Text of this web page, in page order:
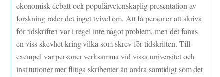
ekonomisk debatt och populärvetenskaplig presentation av
forskning råder det inget tvivel om. Att få personer att skriva
för tidskriften var i regel inte något problem, men det fanns
en viss skevhet kring vilka som skrev för tidskriften. Till
exempel var personer verksamma vid vissa universitet och
institutioner mer flitiga skribenter än andra samtidigt som det